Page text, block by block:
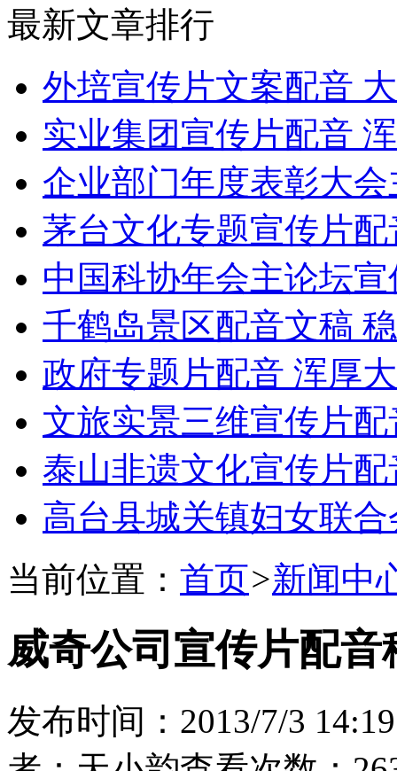
最新文章排行
外培宣传片文案配音
实业集团宣传片配音
企业部门年度表彰大
茅台文化专题宣传片
中国科协年会主论坛
千鹤岛景区配音文稿
政府专题片配音 浑厚
文旅实景三维宣传片
泰山非遗文化宣传片
高台县城关镇妇女联
当前位置： 首页>新闻中
威奇公司宣传片配音
发布时间：2013/7/3